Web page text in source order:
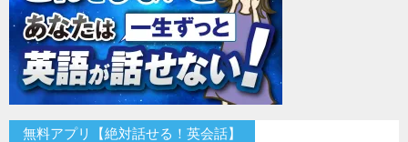
無料アプリ【絶対話せる！英会話】